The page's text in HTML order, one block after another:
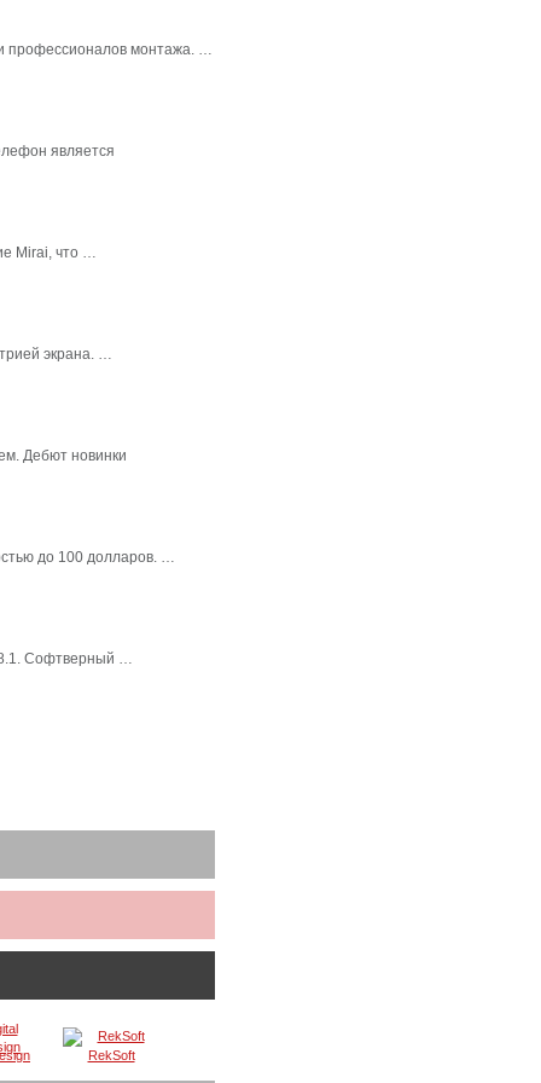
профессионалов монтажа. …
является
Mirai, что …
экрана. …
Дебют новинки
до 100 долларов. …
8.1. Софтверный …
RekSoft